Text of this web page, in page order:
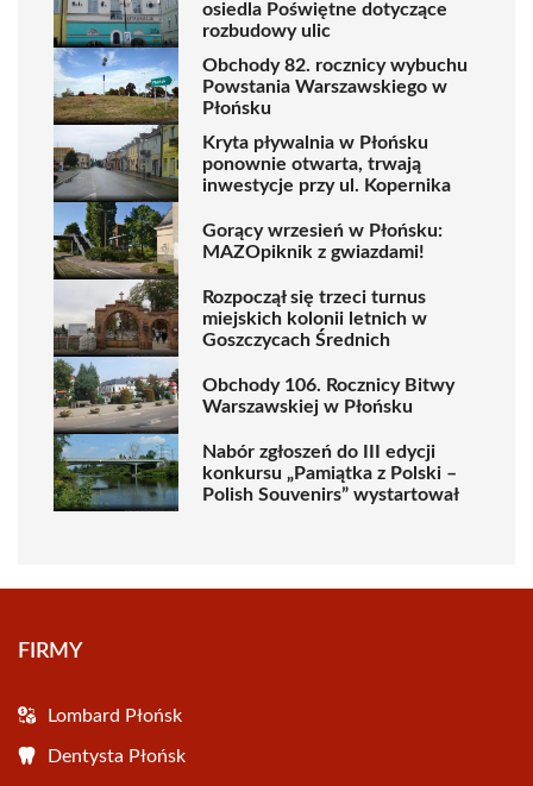
osiedla Poświętne dotyczące
rozbudowy ulic
Obchody 82. rocznicy wybuchu
Powstania Warszawskiego w
Płońsku
Kryta pływalnia w Płońsku
ponownie otwarta, trwają
inwestycje przy ul. Kopernika
Gorący wrzesień w Płońsku:
MAZOpiknik z gwiazdami!
Rozpoczął się trzeci turnus
miejskich kolonii letnich w
Goszczycach Średnich
Obchody 106. Rocznicy Bitwy
Warszawskiej w Płońsku
Nabór zgłoszeń do III edycji
konkursu „Pamiątka z Polski –
Polish Souvenirs” wystartował
FIRMY
Lombard Płońsk
Dentysta Płońsk